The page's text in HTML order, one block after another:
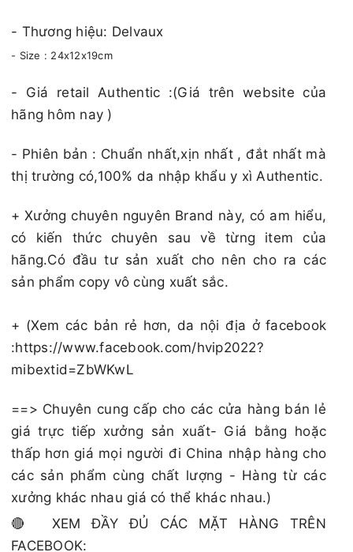
- Thương hiệu: Delvaux
- Size : 24x12x19cm
​​​- Giá retail Authentic :(Giá trên website của
hãng hôm nay )​​​
- Phiên bản : Chuẩn nhất,xịn nhất , đắt nhất mà
thị trường có,100% da nhập khẩu y xì Authentic.
+ Xưởng chuyên nguyên Brand này, có am hiểu,
có kiến thức chuyên sau về từng item của
hãng.Có đầu tư sản xuất cho nên cho ra các
sản phẩm copy vô cùng xuất sắc.
+ (Xem các bản rẻ hơn, da nội địa ở facebook
:https://www.facebook.com/hvip2022?
mibextid=ZbWKwL
==> Chuyên cung cấp cho các cửa hàng bán lẻ
giá trực tiếp xưởng sản xuất- Giá bằng hoặc
thấp hơn giá mọi người đi China nhập hàng cho
các sản phẩm cùng chất lượng - Hàng từ các
xưởng khác nhau giá có thể khác nhau.)
🔴 XEM ĐẦY ĐỦ CÁC MẶT HÀNG TRÊN
FACEBOOK: